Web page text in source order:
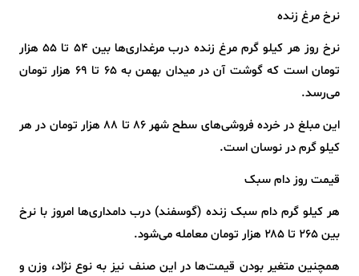
نرخ مرغ زنده
نرخ روز هر کیلو گرم مرغ زنده درب مرغداری‌ها بین ۵۴ تا ۵۵ هزار
تومان است که گوشت آن در میدان بهمن به ۶۵ تا ۶۹ هزار تومان
می‌رسد.
این مبلغ در خرده فروشی‌های سطح شهر ۸۶ تا ۸۸ هزار تومان در هر
کیلو گرم در نوسان است.
قیمت روز دام سبک
هر کیلو گرم دام سبک زنده (گوسفند) درب دامداری‌ها امروز با نرخ
بین ۲۶۵ تا ۲۸۵ هزار تومان معامله می‌شود.
همچنین متغیر بودن قیمت‌ها در این صنف نیز به نوع نژاد، وزن و